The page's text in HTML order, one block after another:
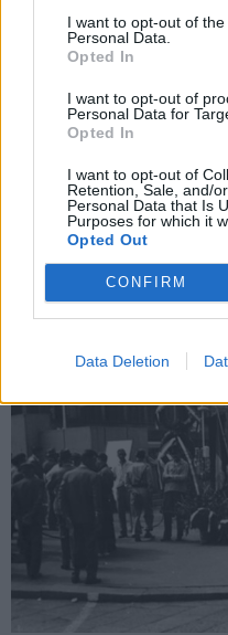
I want to opt-out of
Personal Data.
Opted In
I want to opt-out of
Personal Data for
Opted In
I want to opt-out of
Retention, Sale, and/
Personal Data that Is
Purposes for which it
Opted Out
CONFIRM
Data Deletion
MOBILITÀ
Il treno in
euro. Ed evita
emissioni di CO2